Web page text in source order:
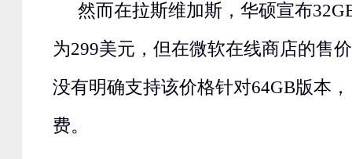
然而在拉斯维加斯，华硕宣布
为299美元，但在微软在线商店的售
没有明确支持该价格针对64GB版本
费。